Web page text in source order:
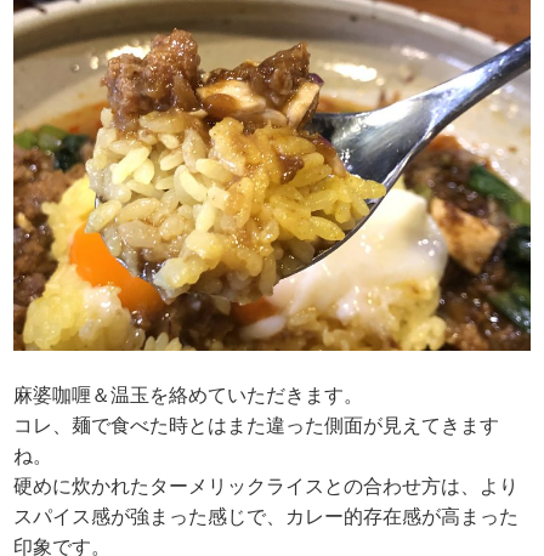
麻婆咖喱＆温玉を絡めていただきます。
コレ、麺で食べた時とはまた違った側面が見えてきます
ね。
硬めに炊かれたターメリックライスとの合わせ方は、より
スパイス感が強まった感じで、カレー的存在感が高まった
印象です。